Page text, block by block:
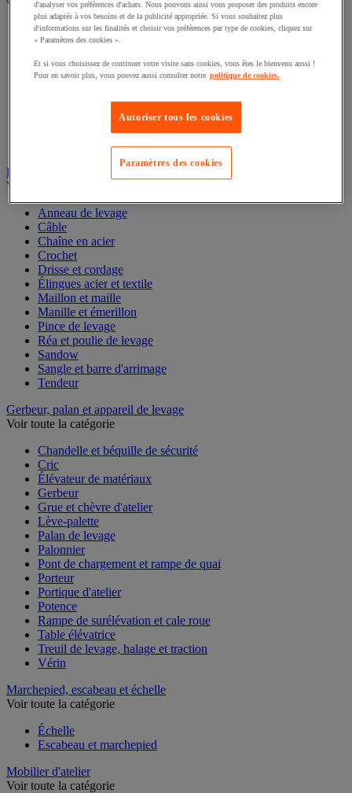
Voir toute la catégorie
Accessoires pour diable
Diable acier
Diable aluminium et inox
Diable charges hautes
Diable porte-bouteilles
Diable pour fûts
Diable spécifique
Élingue et accessoires de levage
Voir toute la catégorie
Anneau de levage
Câble
Chaîne en acier
Crochet
Drisse et cordage
Élingues acier et textile
Maillon et maille
Manille et émerillon
Pince de levage
Réa et poulie de levage
Sandow
Sangle et barre d'arrimage
Tendeur
Gerbeur, palan et appareil de levage
Voir toute la catégorie
Chandelle et béquille de sécurité
Cric
Élévateur de matériaux
Gerbeur
Grue et chèvre d'atelier
Lève-palette
Palan de levage
Palonnier
Pont de chargement et rampe de quai
Porteur
Portique d'atelier
Potence
Rampe de surélévation et cale roue
Table élévatrice
Treuil de levage, halage et traction
Vérin
Marchepied, escabeau et échelle
Voir toute la catégorie
Échelle
Escabeau et marchepied
Mobilier d'atelier
Voir toute la catégorie
d'analyser vos préférences d'achats. Nous pouvons ainsi vous proposer des produits encore
plus adaptés à vos besoins et de la publicité appropriée. Si vous souhaitez plus
d'informations sur les finalités et choisir vos préférences par type de cookies, cliquez sur
« Paramètres des cookies ».
Et si vous choisissez de continuer votre visite sans cookies, vous êtes le bienvenu aussi !
Pour en savoir plus, vous pouvez aussi consulter notre politique de cookies.
Autoriser tous les cookies
Paramètres des cookies